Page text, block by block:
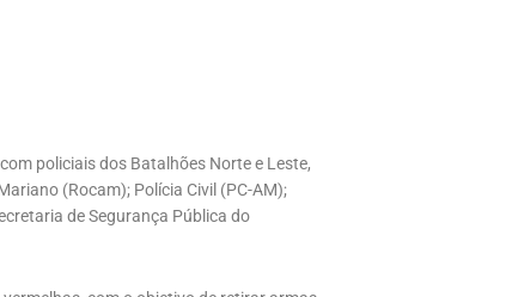
policiais dos Batalhões Norte e Leste,
(Rocam); Polícia Civil (PC-AM);
de Segurança Pública do